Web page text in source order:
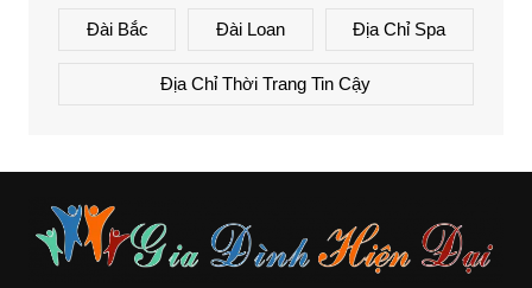
Đài Bắc Đài Loan Địa Chỉ Spa
Địa Chỉ Thời Trang Tin Cậy